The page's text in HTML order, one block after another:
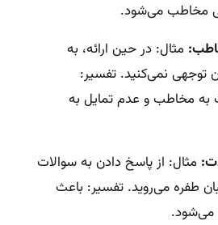
مخاطب می‌شود.
مثال: در حین ارائه، به
توجهی نمی‌کنید. تفسیر:
مخاطب و عدم تمایل به
مثال: از پاسخ دادن به سوالات
طفره می‌روید. تفسیر: باعث
می‌شود.